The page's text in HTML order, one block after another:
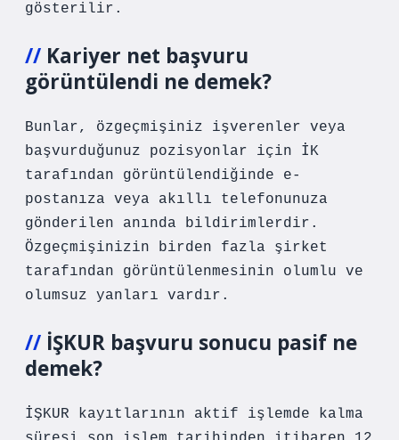
gösterilir.
Kariyer net başvuru
görüntülendi ne demek?
Bunlar, özgeçmişiniz işverenler veya
başvurduğunuz pozisyonlar için İK
tarafından görüntülendiğinde e-
postanıza veya akıllı telefonunuza
gönderilen anında bildirimlerdir.
Özgeçmişinizin birden fazla şirket
tarafından görüntülenmesinin olumlu ve
olumsuz yanları vardır.
İŞKUR başvuru sonucu pasif ne
demek?
İŞKUR kayıtlarının aktif işlemde kalma